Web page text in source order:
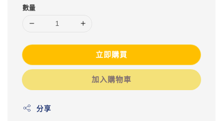
數量
立即購買
加入購物車
分享